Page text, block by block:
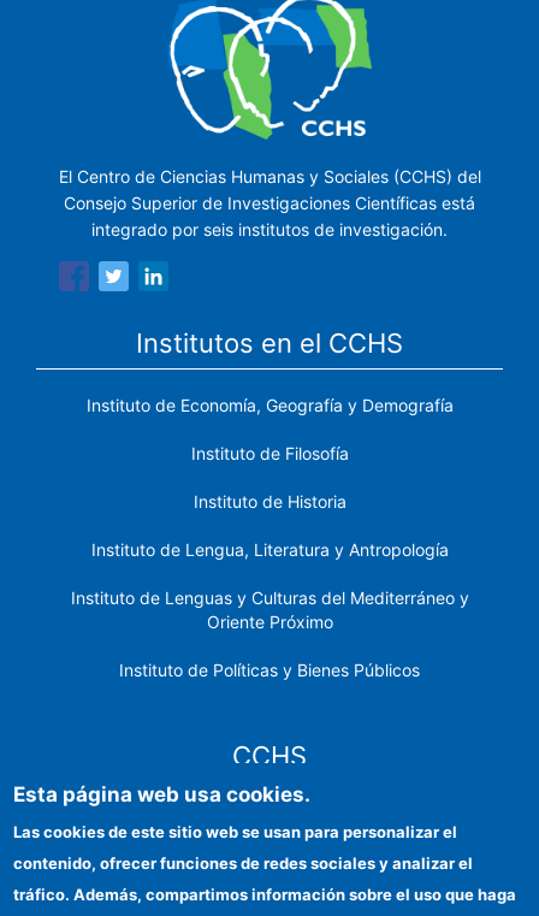
El Centro de Ciencias Humanas y Sociales (CCHS) del
Consejo Superior de Investigaciones Científicas está
integrado por seis institutos de investigación.
Institutos en el CCHS
Instituto de Economía, Geografía y Demografía
Instituto de Filosofía
Instituto de Historia
Instituto de Lengua, Literatura y Antropología
Instituto de Lenguas y Culturas del Mediterráneo y
Oriente Próximo
Instituto de Políticas y Bienes Públicos
CCHS
Identidad institucional
Esta página web usa cookies.
Las cookies de este sitio web se usan para personalizar el
contenido, ofrecer funciones de redes sociales y analizar el
tráfico. Además, compartimos información sobre el uso que haga